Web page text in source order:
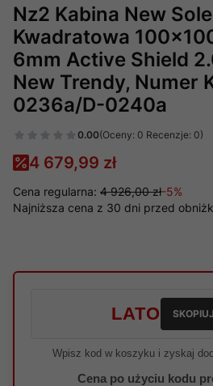
Nz2 Kabina New
Kwadratowa
6mm Active Shield
New Trendy, Numer
0236a/D-0240a
0.00(Oceny: 0 Recenzje: 0)
4 679,99 zł
Cena regularna: 4 926,00 zł-5%
Najniższa cena z 30 dni przed
LATO
Wpisz kod w koszyku i zyskaj
Cena po użyciu kodu